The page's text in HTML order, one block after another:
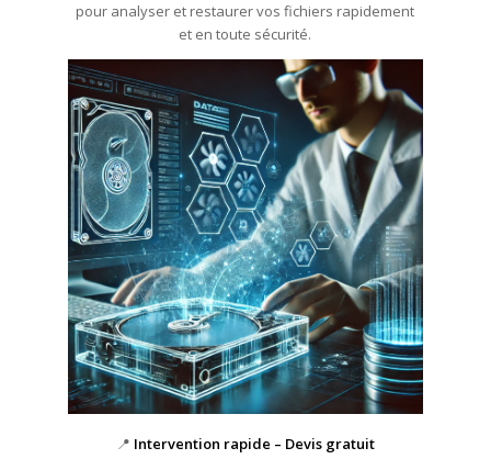
pour analyser et restaurer vos fichiers rapidement
et en toute sécurité.
📍 Intervention rapide – Devis gratuit